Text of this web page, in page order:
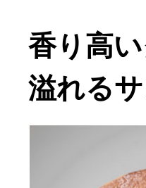
香り高
溢れる